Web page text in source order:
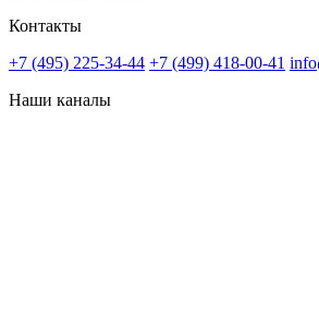
Контакты
+7 (495) 225-34-44 +7 (499) 418-00-41
Наши каналы